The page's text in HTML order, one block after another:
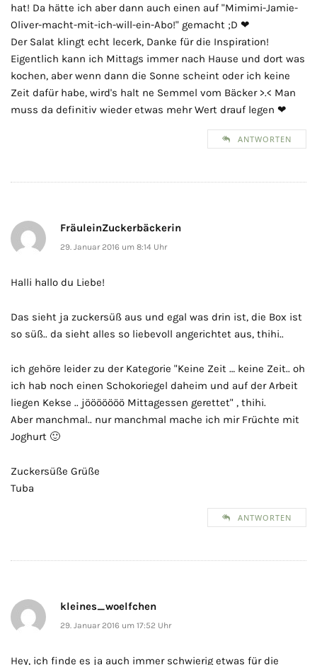
hat! Da hätte ich aber dann auch einen auf "Mimimi-Jamie-
Oliver-macht-mit-ich-will-ein-Abo!" gemacht ;D ❤
Der Salat klingt echt lecerk, Danke für die Inspiration!
Eigentlich kann ich Mittags immer nach Hause und dort was
kochen, aber wenn dann die Sonne scheint oder ich keine
Zeit dafür habe, wird's halt ne Semmel vom Bäcker >.< Man
muss da definitiv wieder etwas mehr Wert drauf legen ❤
ANTWORTEN
FräuleinZuckerbäckerin
29. Januar 2016 um 8:14 Uhr
Halli hallo du Liebe!
Das sieht ja zuckersüß aus und egal was drin ist, die Box ist
so süß.. da sieht alles so liebevoll angerichtet aus, thihi..
ich gehöre leider zu der Kategorie "Keine Zeit … keine Zeit.. oh
ich hab noch einen Schokoriegel daheim und auf der Arbeit
liegen Kekse .. jööööööö Mittagessen gerettet" , thihi.
Aber manchmal.. nur manchmal mache ich mir Früchte mit
Joghurt 🙂
Zuckersüße Grüße
Tuba
ANTWORTEN
kleines_woelfchen
29. Januar 2016 um 17:52 Uhr
Hey, ich finde es ja auch immer schwierig etwas für die